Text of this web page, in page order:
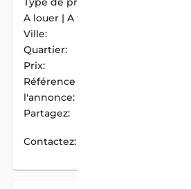
A louer | A vendre:
Ville:
Quartier:
Prix:
Référence de
l'annonce:
Partagez:
Contactez: